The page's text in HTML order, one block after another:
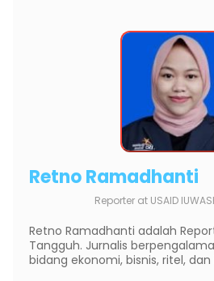
Retno Ramadhanti
Reporter at USAID
Retno Ramadhanti adalah
Tangguh. Jurnalis
bidang ekonomi, bisnis, ritel,